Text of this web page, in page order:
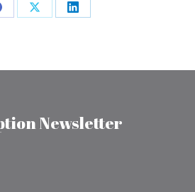
PartagerPartager
Newsletter